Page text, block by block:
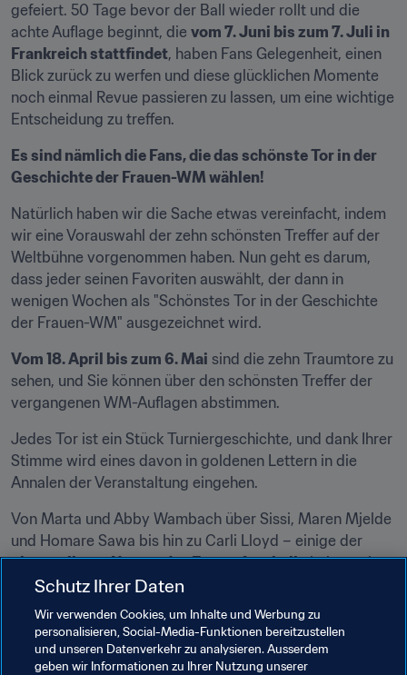
gefeiert. 50 Tage bevor der Ball wieder rollt und die
achte Auflage beginnt, die vom 7. Juni bis zum 7. Juli in
Frankreich stattfindet, haben Fans Gelegenheit, einen
Blick zurück zu werfen und diese glücklichen Momente
noch einmal Revue passieren zu lassen, um eine wichtige
Entscheidung zu treffen.
Es sind nämlich die Fans, die das schönste Tor in der
Geschichte der Frauen-WM wählen!
Natürlich haben wir die Sache etwas vereinfacht, indem
wir eine Vorauswahl der zehn schönsten Treffer auf der
Weltbühne vorgenommen haben. Nun geht es darum,
dass jeder seinen Favoriten auswählt, der dann in
wenigen Wochen als "Schönstes Tor in der Geschichte
der Frauen-WM" ausgezeichnet wird.
Vom 18. April bis zum 6. Mai sind die zehn Traumtore zu
sehen, und Sie können über den schönsten Treffer der
vergangenen WM-Auflagen abstimmen.
Jedes Tor ist ein Stück Turniergeschichte, und dank Ihrer
Stimme wird eines davon in goldenen Lettern in die
Annalen der Veranstaltung eingehen.
Von Marta und Abby Wambach über Sissi, Maren Mjelde
glanzvollsten Namen des Frauenfussballs haben mit
ihrem Talent Spuren auf der Weltbühne hinterlassen.
Jetzt sind
SIE an der Reihe. Hinterlassen auch Sie
Spuren, indem Sie Ihre Stimme abgeben.
Die zehn Tore sind HIER zu sehen.
Schutz Ihrer Daten
Wir verwenden Cookies, um Inhalte und Werbung zu
personalisieren, Social-Media-Funktionen bereitzustellen
und unseren Datenverkehr zu analysieren. Ausserdem
geben wir Informationen zu Ihrer Nutzung unserer